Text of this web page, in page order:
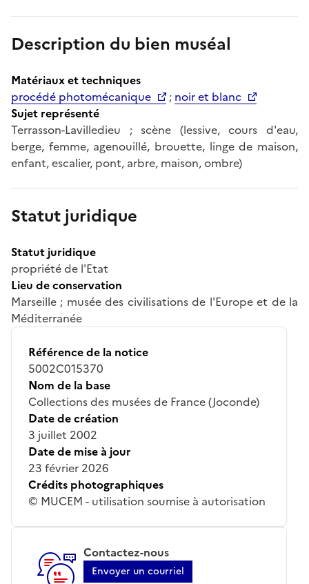
Description du bien muséal
Matériaux et techniques
procédé photomécanique
; noir et blanc
Sujet représenté
Terrasson-Lavilledieu ; scène (lessive, cours d'eau,
berge, femme, agenouillé, brouette, linge de maison,
enfant, escalier, pont, arbre, maison, ombre)
Statut juridique
Statut juridique
propriété de l'Etat
Lieu de conservation
Marseille ; musée des civilisations de l'Europe et de la
Méditerranée
Référence de la notice
5002C015370
Nom de la base
Collections des musées de France (Joconde)
Date de création
3 juillet 2002
Date de mise à jour
23 février 2026
Crédits photographiques
© MUCEM - utilisation soumise à autorisation
Contactez-nous
Envoyer un courriel